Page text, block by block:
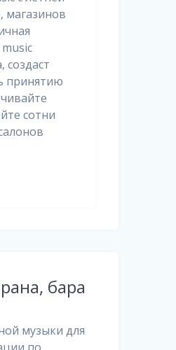
магазинов
создаст
принятию
сотни
бара
музыки для